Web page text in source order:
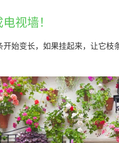
视墙！
始变长，如果挂起来，让它